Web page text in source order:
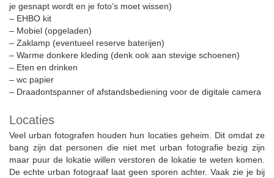
je gesnapt wordt en je foto’s moet wissen)
– EHBO kit
– Mobiel (opgeladen)
– Zaklamp (eventueel reserve baterijen)
– Warme donkere kleding (denk ook aan stevige schoenen)
– Eten en drinken
– wc papier
– Draadontspanner of afstandsbediening voor de digitale camera
Locaties
Veel urban fotografen houden hun locaties geheim. Dit omdat ze
bang zijn dat personen die niet met urban fotografie bezig zijn
maar puur de lokatie willen verstoren de lokatie te weten komen.
De echte urban fotograaf laat geen sporen achter. Vaak zie je bij